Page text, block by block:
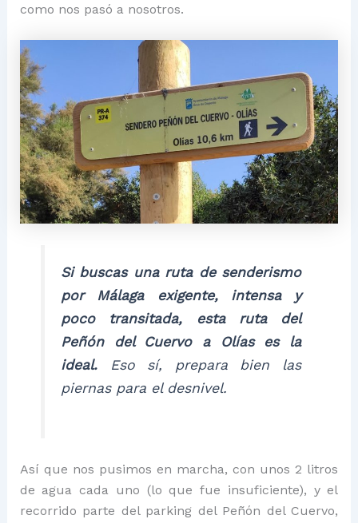
como nos pasó a nosotros.
Si buscas una ruta de senderismo
por Málaga exigente, intensa y
poco transitada, esta ruta del
Peñón del Cuervo a Olías es la
ideal. Eso sí, prepara bien las
piernas para el desnivel.
Así que nos pusimos en marcha, con unos 2 litros
de agua cada uno (lo que fue insuficiente), y el
recorrido parte del parking del Peñón del Cuervo,